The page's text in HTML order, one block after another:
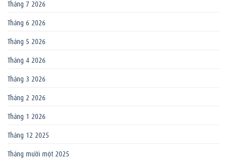
Tháng 7 2026
Tháng 6 2026
Tháng 5 2026
Tháng 4 2026
Tháng 3 2026
Tháng 2 2026
Tháng 1 2026
Tháng 12 2025
Tháng mười một 2025